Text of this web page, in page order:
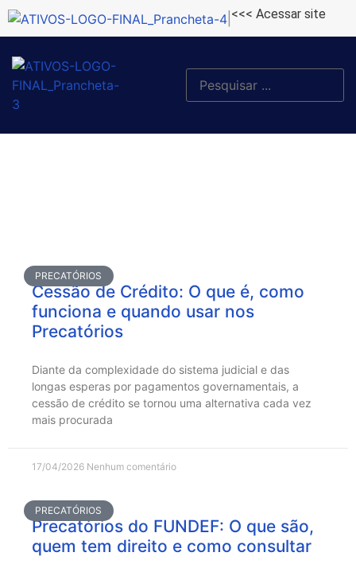
|<<< Acessar site
PRECATÓRIOS
Cessão de Crédito: O que é, como
funciona e quando usar nos
Precatórios
Diante da complexidade do sistema judicial e das
longas esperas por pagamentos governamentais, a
cessão de crédito se tornou uma alternativa cada vez
mais procurada
17/04/2026 Nenhum comentário
PRECATÓRIOS
Precatórios do FUNDEF: O que são,
quem tem direito e como consultar